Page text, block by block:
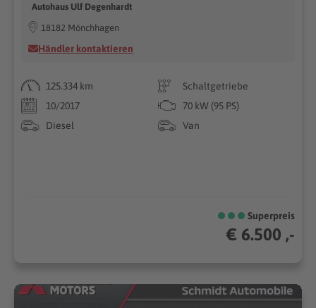
Autohaus Ulf Degenhardt
18182 Mönchhagen
Händler kontaktieren
125.334 km
Schaltgetriebe
10/2017
70 kW (95 PS)
Diesel
Van
Superpreis
€ 6.500 ,-